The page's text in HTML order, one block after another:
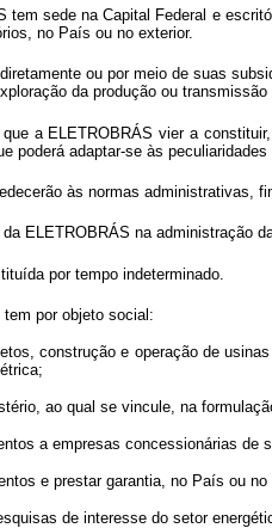
sede na Capital Federal e
no País ou no exterior.
ou por meio de suas
da produção ou
a ELETROBRÁS vier a
poderá adaptar-se às
às normas administrativas,
ELETROBRÁS na administração
por tempo indeterminado.
por objeto social:
construção e operação de usinas
ao qual se vincule, na
a empresas concessionárias de
e prestar garantia, no País ou no
de interesse do setor